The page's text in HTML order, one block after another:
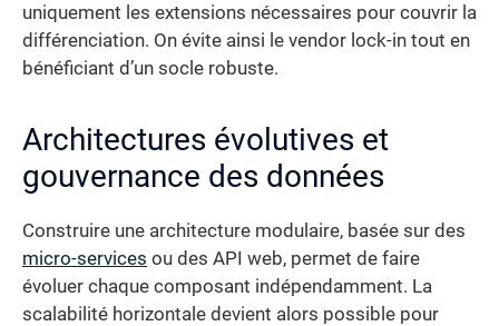
uniquement les extensions nécessaires pour couvrir la
différenciation. On évite ainsi le vendor lock-in tout en
bénéficiant d’un socle robuste.
Architectures évolutives et
gouvernance des données
Construire une architecture modulaire, basée sur des
micro-services ou des API web, permet de faire
évoluer chaque composant indépendamment. La
scalabilité horizontale devient alors possible pour